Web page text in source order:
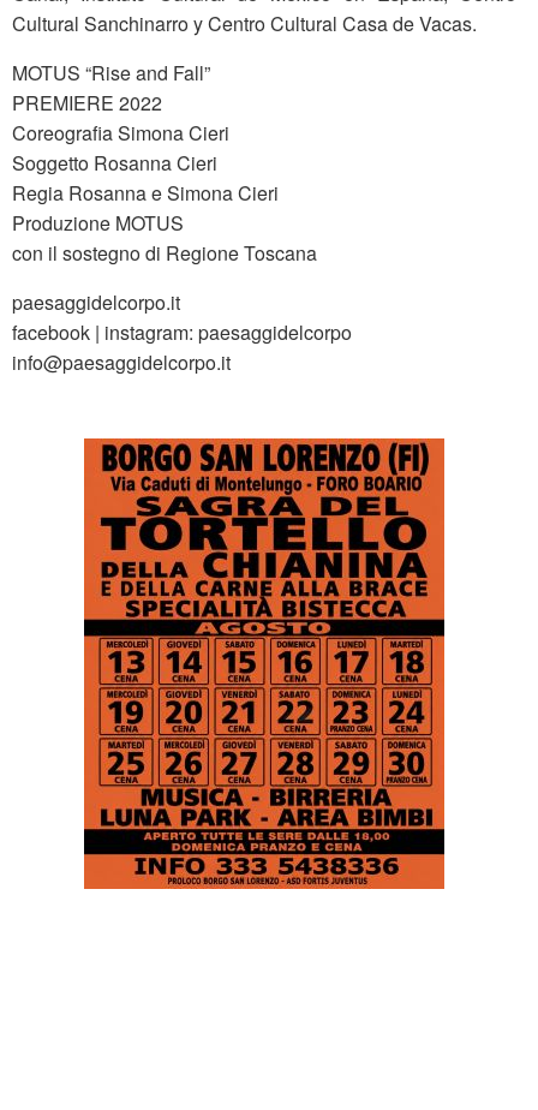
Cultural Sanchinarro y Centro Cultural Casa de Vacas.
MOTUS “Rise and Fall”
PREMIERE 2022
Coreografia Simona Cieri
Soggetto Rosanna Cieri
Regia Rosanna e Simona Cieri
Produzione MOTUS
con il sostegno di Regione Toscana
paesaggidelcorpo.it
facebook | instagram: paesaggidelcorpo
info@paesaggidelcorpo.it